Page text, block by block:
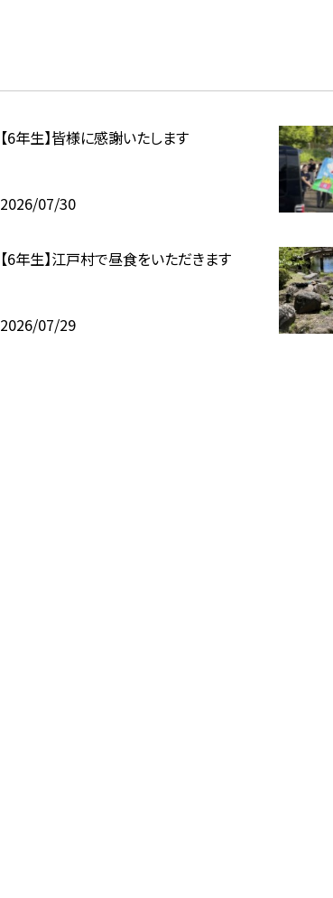
【6年生】皆様に感謝いたします
2026/07/30
【6年生】江戸村で昼食をいただきます
2026/07/29